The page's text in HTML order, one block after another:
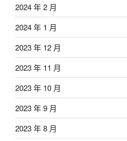
2024 年 2 月
2024 年 1 月
2023 年 12 月
2023 年 11 月
2023 年 10 月
2023 年 9 月
2023 年 8 月